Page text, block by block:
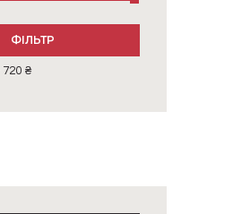
ФІЛЬТР
720 ₴